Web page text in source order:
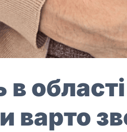
в
варто